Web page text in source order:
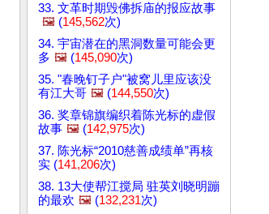
33. 文革时期毁佛拆庙的报应故事
🖼️ (145,562次)
34. 宇宙潜在的黑洞数量可能会更
多 🖼️ (145,090次)
35. "春晚钉子户"被窝儿里应该没
有江大哥 🖼️ (144,550次)
36. 奖章锦旗编织着陈光标的虚假
故事 🖼️ (142,975次)
37. 陈光标“2010慈善成绩单”再核
实 (141,206次)
38. 13大使帮江搅局 驻英刘晓明蹦
的最欢 🖼️ (132,231次)